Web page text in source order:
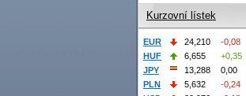
Kurzovní lístek
EUR 24,210
-0,08
HUF
6,655
+0,35
JPY
13,288
0,00
PLN
5,632
-0,24